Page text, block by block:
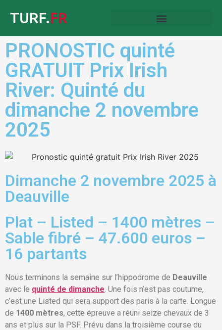
TURF.FR
PRONOSTIC quinté
GRATUIT Prix Irish
River: Quinté du
dimanche 2 novembre
2025
Dimanche 2 novembre 2025 à
Deauville
Plat – Listed – 1400 mètres –
Sable fibré – 47.600 euros –
16 partants
Nous terminons la semaine sur l’hippodrome de Deauville
avec le quinté de dimanche . Une fois n’est pas coutume,
c’est une Listed qui sera support des paris à la carte. Longue
de 1400 mètres, cette épreuve a réuni seize chevaux de 3
ans et plus sur la PSF. Prévu dans la troisième course du